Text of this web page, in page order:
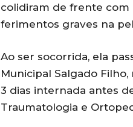
colidiram de frente com
ferimentos graves na
Ao ser socorrida, ela
Municipal Salgado
3 dias internada antes
Traumatologia e